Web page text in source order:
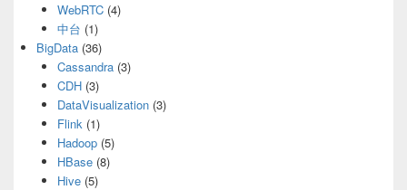
WebRTC(4)
中台 (1)
BigData (36)
Cassandra(3)
CDH(3)
DataVisualization(3)
Flink(1)
Hadoop(5)
HBase(8)
Hive(5)